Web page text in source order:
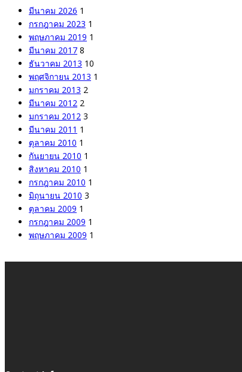
มีนาคม 2026 1
กรกฎาคม 2023 1
พฤษภาคม 2019 1
มีนาคม 2017 8
ธันวาคม 2013 10
พฤศจิกายน 2013 1
มกราคม 2013 2
มีนาคม 2012 2
มกราคม 2012 3
มีนาคม 2011 1
ตุลาคม 2010 1
กันยายน 2010 1
สิงหาคม 2010 1
กรกฎาคม 2010 1
มิถุนายน 2010 3
ตุลาคม 2009 1
กรกฎาคม 2009 1
พฤษภาคม 2009 1